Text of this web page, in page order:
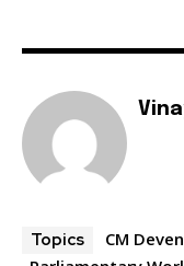
Topics CM